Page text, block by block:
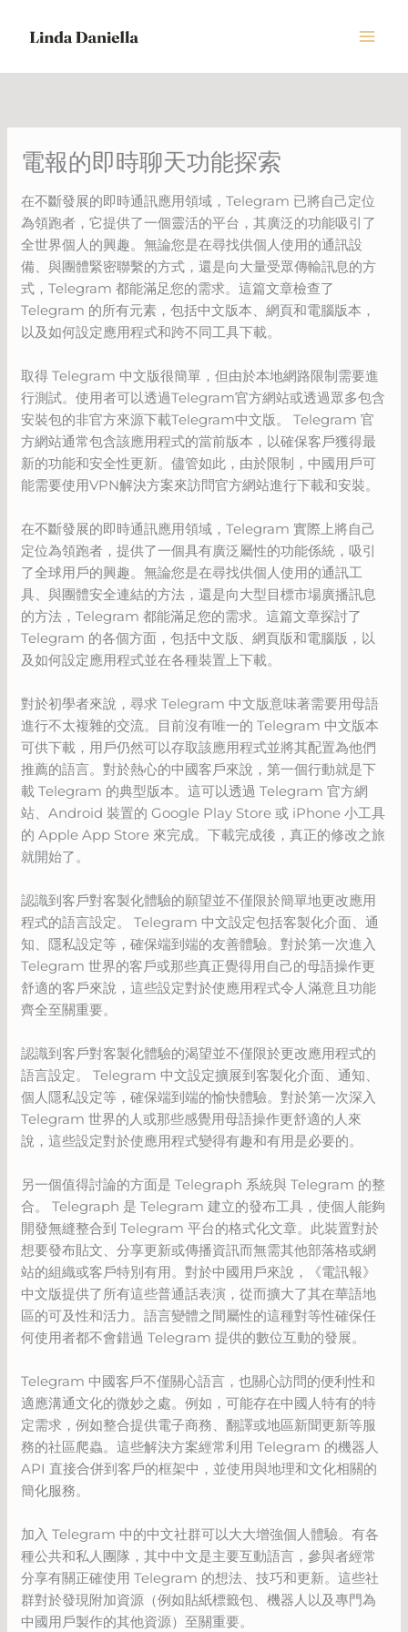
電報的即時聊天功能探索
在不斷發展的即時通訊應用領域，Telegram 已將自己定位
為領跑者，它提供了一個靈活的平台，其廣泛的功能吸引了
全世界個人的興趣。無論您是在尋找供個人使用的通訊設
備、與團體緊密聯繫的方式，還是向大量受眾傳輸訊息的方
式，Telegram 都能滿足您的需求。這篇文章檢查了
Telegram 的所有元素，包括中文版本、網頁和電腦版本，
以及如何設定應用程式和跨不同工具下載。
取得 Telegram 中文版很簡單，但由於本地網路限制需要進
行測試。使用者可以透過Telegram官方網站或透過眾多包含
安裝包的非官方來源下載Telegram中文版。 Telegram 官
方網站通常包含該應用程式的當前版本，以確保客戶獲得最
新的功能和安全性更新。儘管如此，由於限制，中國用戶可
能需要使用VPN解決方案來訪問官方網站進行下載和安裝。
在不斷發展的即時通訊應用領域，Telegram 實際上將自己
定位為領跑者，提供了一個具有廣泛屬性的功能係統，吸引
了全球用戶的興趣。無論您是在尋找供個人使用的通訊工
具、與團體安全連結的方法，還是向大型目標市場廣播訊息
的方法，Telegram 都能滿足您的需求。這篇文章探討了
Telegram 的各個方面，包括中文版、網頁版和電腦版，以
及如何設定應用程式並在各種裝置上下載。
對於初學者來說，尋求 Telegram 中文版意味著需要用母語
進行不太複雜的交流。目前沒有唯一的 Telegram 中文版本
可供下載，用戶仍然可以存取該應用程式並將其配置為他們
推薦的語言。對於熱心的中國客戶來說，第一個行動就是下
載 Telegram 的典型版本。這可以透過 Telegram 官方網
站、Android 裝置的 Google Play Store 或 iPhone 小工具
的 Apple App Store 來完成。下載完成後，真正的修改之旅
就開始了。
認識到客戶對客製化體驗的願望並不僅限於簡單地更改應用
程式的語言設定。 Telegram 中文設定包括客製化介面、通
知、隱私設定等，確保端到端的友善體驗。對於第一次進入
Telegram 世界的客戶或那些真正覺得用自己的母語操作更
舒適的客戶來說，這些設定對於使應用程式令人滿意且功能
齊全至關重要。
認識到客戶對客製化體驗的渴望並不僅限於更改應用程式的
語言設定。 Telegram 中文設定擴展到客製化介面、通知、
個人隱私設定等，確保端到端的愉快體驗。對於第一次深入
Telegram 世界的人或那些感覺用母語操作更舒適的人來
說，這些設定對於使應用程式變得有趣和有用是必要的。
另一個值得討論的方面是 Telegraph 系統與 Telegram 的整
合。 Telegraph 是 Telegram 建立的發布工具，使個人能夠
開發無縫整合到 Telegram 平台的格式化文章。此裝置對於
想要發布貼文、分享更新或傳播資訊而無需其他部落格或網
站的組織或客戶特別有用。對於中國用戶來說，《電訊報》
中文版提供了所有這些普通話表演，從而擴大了其在華語地
區的可及性和活力。語言變體之間屬性的這種對等性確保任
何使用者都不會錯過 Telegram 提供的數位互動的發展。
Telegram 中國客戶不僅關心語言，也關心訪問的便利性和
適應溝通文化的微妙之處。例如，可能存在中國人特有的特
定需求，例如整合提供電子商務、翻譯或地區新聞更新等服
務的社區爬蟲。這些解決方案經常利用 Telegram 的機器人
API 直接合併到客戶的框架中，並使用與地理和文化相關的
簡化服務。
加入 Telegram 中的中文社群可以大大增強個人體驗。有各
種公共和私人團隊，其中中文是主要互動語言，參與者經常
分享有關正確使用 Telegram 的想法、技巧和更新。這些社
群對於發現附加資源（例如貼紙標籤包、機器人以及專門為
中國用戶製作的其他資源）至關重要。